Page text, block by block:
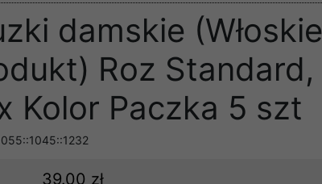
damskie (Włoskie
Roz Standard,
Kolor Paczka 5 szt
39.00 zł